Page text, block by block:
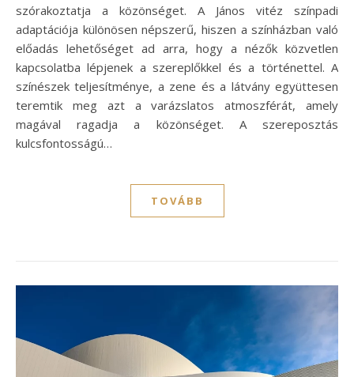
szórakoztatja a közönséget. A János vitéz színpadi
adaptációja különösen népszerű, hiszen a színházban való
előadás lehetőséget ad arra, hogy a nézők közvetlen
kapcsolatba lépjenek a szereplőkkel és a történettel. A
színészek teljesítménye, a zene és a látvány együttesen
teremtik meg azt a varázslatos atmoszférát, amely
magával ragadja a közönséget. A szereposztás
kulcsfontosságú…
TOVÁBB